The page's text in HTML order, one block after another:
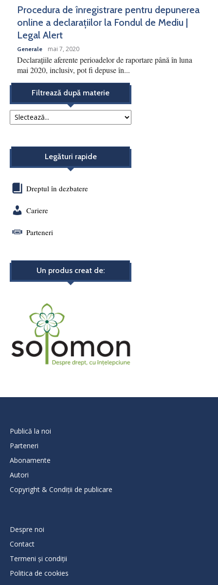
Procedura de înregistrare pentru depunerea
online a declarațiilor la Fondul de Mediu |
Legal Alert
Generale mai 7, 2020
Declarațiile aferente perioadelor de raportare până în luna
mai 2020, inclusiv, pot fi depuse în...
Filtrează după materie
Legături rapide
Dreptul în dezbatere
Cariere
Parteneri
Un produs creat de:
Publică la noi
Parteneri
Abonamente
Autori
Copyright & Condiții de publicare
Despre noi
Contact
Termeni și condiții
Politica de cookies